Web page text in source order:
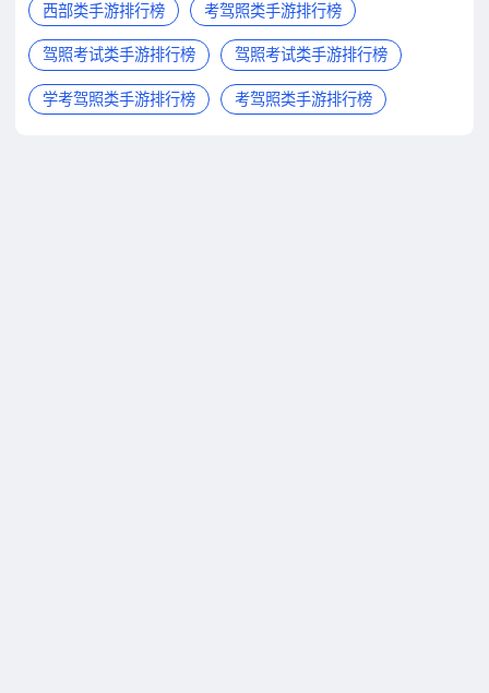
西部类手游排行榜 考驾照类手游排行榜
驾照考试类手游排行榜 驾照考试类手游排行榜
学考驾照类手游排行榜 考驾照类手游排行榜